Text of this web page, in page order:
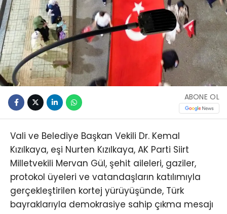
ABONE OL
Vali ve Belediye Başkan Vekili Dr. Kemal
Kızılkaya, eşi Nurten Kızılkaya, AK Parti Siirt
Milletvekili Mervan Gül, şehit aileleri, gaziler,
protokol üyeleri ve vatandaşların katılımıyla
gerçekleştirilen kortej yürüyüşünde, Türk
bayraklarıyla demokrasiye sahip çıkma mesajı